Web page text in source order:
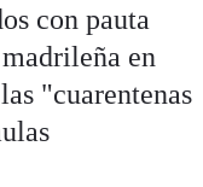
con pauta
en
"cuarentenas